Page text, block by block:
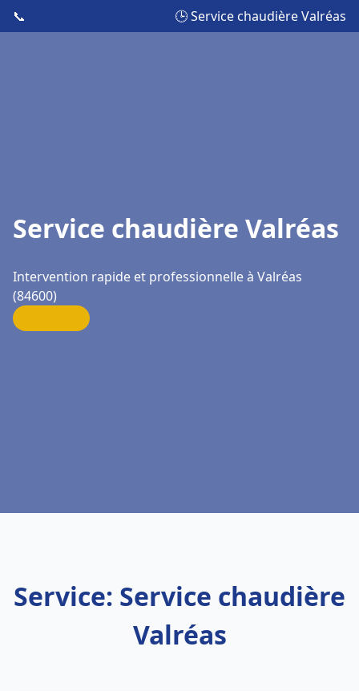
📞 🕒 Service chaudière Valréas
Service chaudière Valréas
Intervention rapide et professionnelle à Valréas
(84600)
Service: Service chaudière
Valréas